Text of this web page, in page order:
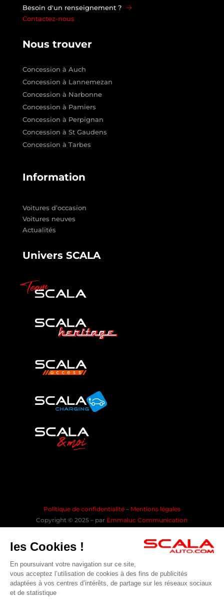
Besoin d'un renseignement ?
Contactez-nous
Nous trouver
Concession à Auch
Concession à Lannemezan
Concession à Narbonne
Concession à Pamiers
Concession à Perpignan
Concession à St Gaudens
Concession à Tarbes
Information
Voitures d’occasion
Voitures neuves
Actualités
Univers SCALA
Politique de confidentialité – Mentions légales
Copyright © 2025 – par Emmaluc Communication
Rejoindre la communauté SCALA
Pensez à covoiturer #SeDéplacerMoinsPolluer
les Cookies !
En poursuivant votre navigation sur ce site,
vous acceptez l’utilisation de cookies à des fins de publicités
adaptées à vos centres d’intérêts, de partage sur les réseaux sociaux
et de statistique